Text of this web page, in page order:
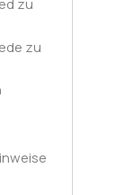
zu
zu